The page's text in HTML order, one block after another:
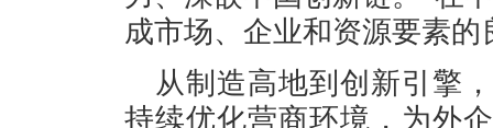
成市场、企业和资源要素的
从制造高地到创新引擎
持续优化营商环境，为外